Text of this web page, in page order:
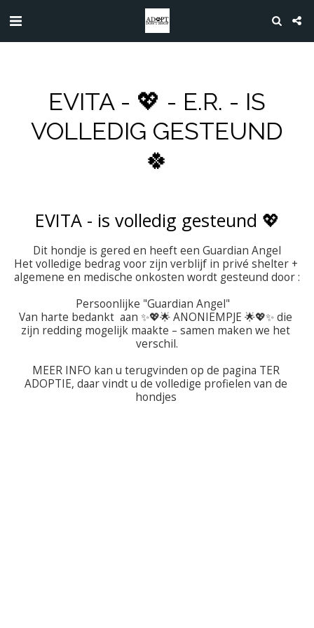
EVITA - 💖 - E.R. - IS
VOLLEDIG GESTEUND
🍀
EVITA - is volledig gesteund 💖
Dit hondje is gered en heeft een Guardian Angel
Het volledige bedrag voor zijn verblijf in privé shelter +
algemene en medische onkosten wordt gesteund door :
Persoonlijke "Guardian Angel"
Van harte bedankt  aan ✨💖🌟 ANONIEMPJE 🌟💖✨ die
zijn redding mogelijk maakte – samen maken we het
verschil.
MEER INFO kan u terugvinden op de pagina TER
ADOPTIE, daar vindt u de volledige profielen van de
hondjes